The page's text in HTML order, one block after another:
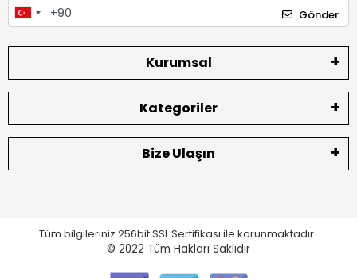
Gönder
Kurumsal
Kategoriler
Bize Ulaşın
Tüm bilgileriniz 256bit SSL Sertifikası ile korunmaktadır.
© 2022 Tüm Hakları Saklıdır